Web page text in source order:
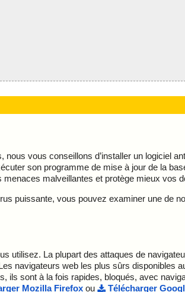
vous conseillons d’installer un logiciel
son programme de mise à jour de la
malveillantes et protège mieux vos
puissante, vous pouvez examiner une de
utilisez. La plupart des attaques de
navigateurs web les plus sûrs disponibles
ils sont à la fois rapides, bloqués, avec
Mozilla Firefox ou Télécharger